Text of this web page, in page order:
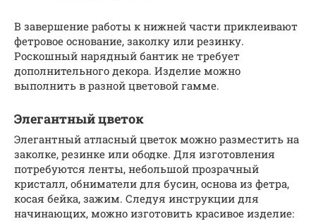
В завершение работы к нижней части приклеивают
фетровое основание, заколку или резинку.
Роскошный нарядный бантик не требует
дополнительного декора. Изделие можно
выполнить в разной цветовой гамме.
Элегантный цветок
Элегантный атласный цветок можно разместить на
заколке, резинке или ободке. Для изготовления
потребуются ленты, небольшой прозрачный
кристалл, обниматели для бусин, основа из фетра,
косая бейка, зажим. Следуя инструкции для
начинающих, можно изготовить красивое изделие: